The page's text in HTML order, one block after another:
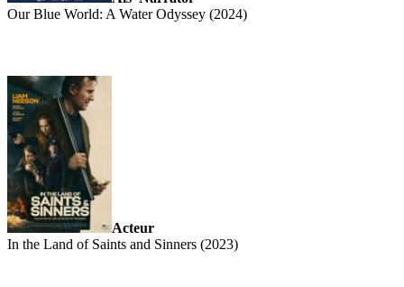
Our Blue World: A Water Odyssey (2024)
Acteur
In the Land of Saints and Sinners (2023)